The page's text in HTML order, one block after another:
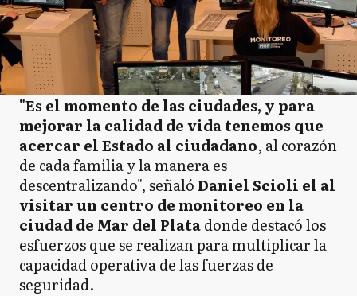
"Es el momento de las ciudades, y para
mejorar la calidad de vida tenemos que
acercar el Estado al ciudadano, al corazón
de cada familia y la manera es
descentralizando", señalóDaniel Scioli el al
visitar un centro de monitoreo en la
ciudad de Mar del Platadonde destacó los
esfuerzos que se realizan para multiplicar la
capacidad operativa de las fuerzas de
seguridad.